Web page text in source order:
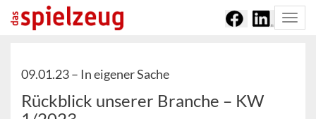
09.01.23 – In eigener Sache
Rückblick unserer Branche – KW